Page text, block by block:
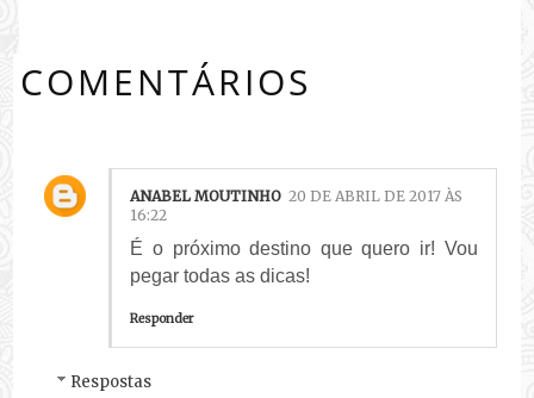
COMENTÁRIOS
ANABEL MOUTINHO 20 DE ABRIL DE 2017 ÀS
16:22
É o próximo destino que quero ir! Vou
pegar todas as dicas!
Responder
Respostas